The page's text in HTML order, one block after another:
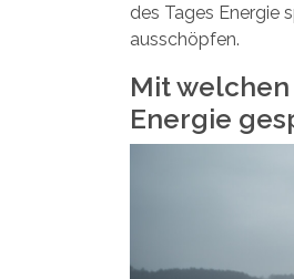
des Tages Energie
ausschöpfen.
Mit
Energie